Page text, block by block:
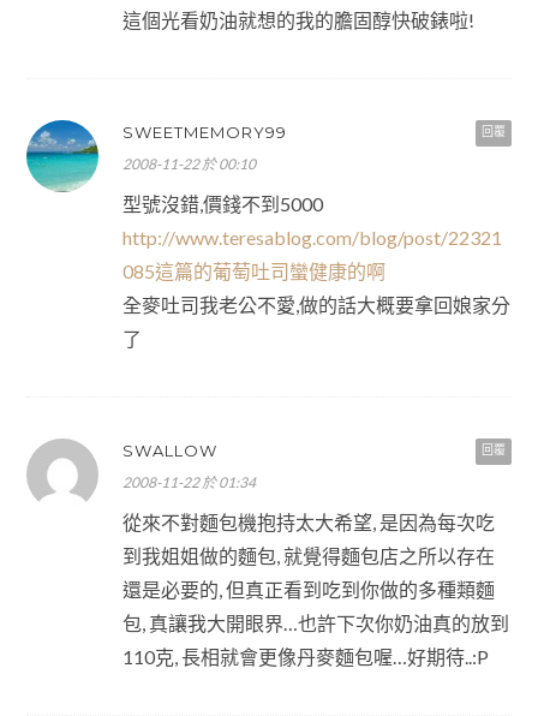
這個光看奶油就想的我的膽固醇快破錶啦!
回覆
SWEETMEMORY99
2008-11-22 於 00:10
型號沒錯,價錢不到5000
http://www.teresablog.com/blog/post/22321
085這篇的葡萄吐司蠻健康的啊
全麥吐司我老公不愛,做的話大概要拿回娘家分
了
回覆
SWALLOW
2008-11-22 於 01:34
從來不對麵包機抱持太大希望, 是因為每次吃
到我姐姐做的麵包, 就覺得麵包店之所以存在
還是必要的, 但真正看到吃到你做的多種類麵
包, 真讓我大開眼界…也許下次你奶油真的放到
110克, 長相就會更像丹麥麵包喔…好期待..:P